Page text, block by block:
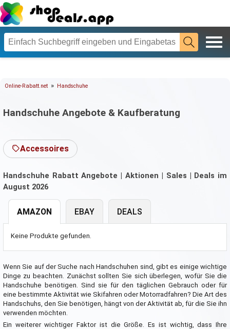
Online-Rabatt.net » Handschuhe
Handschuhe Angebote & Kaufberatung
Accessoires
Handschuhe Rabatt Angebote | Aktionen | Sales | Deals im
August 2026
AMAZON
Keine Produkte gefunden.
EBAY DEALS
Wenn Sie auf der Suche nach Handschuhen sind, gibt es einige wichtige
Dinge zu beachten. Zunächst sollten Sie sich überlegen, wofür Sie die
Handschuhe benötigen. Sind sie für den täglichen Gebrauch oder für
eine bestimmte Aktivität wie Skifahren oder Motorradfahren? Die Art des
Handschuhs, den Sie benötigen, hängt von der Aktivität ab, für die Sie ihn
verwenden möchten.
Ein weiterer wichtiger Faktor ist die Größe. Es ist wichtig, dass Ihre